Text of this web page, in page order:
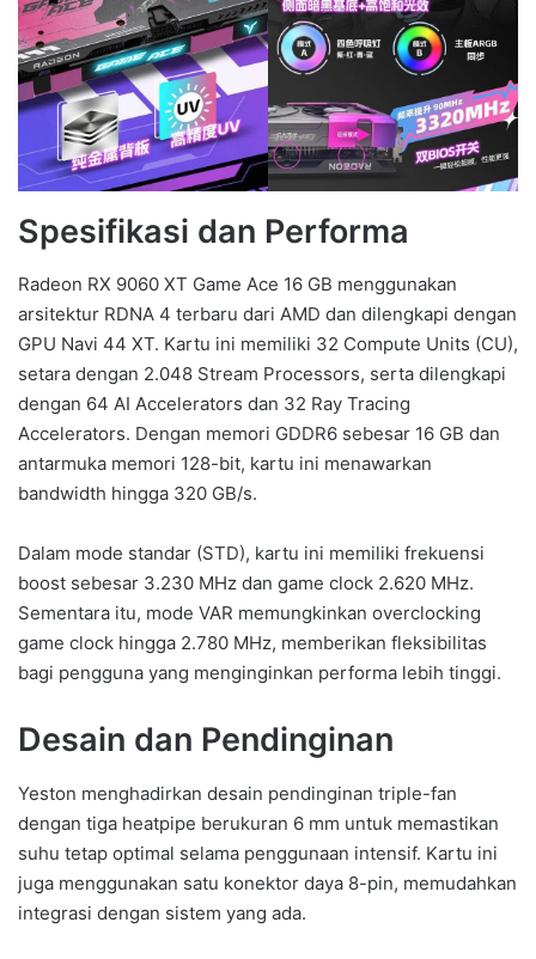
Spesifikasi dan Performa
Radeon RX 9060 XT Game Ace 16 GB menggunakan
arsitektur RDNA 4 terbaru dari AMD dan dilengkapi dengan
GPU Navi 44 XT. Kartu ini memiliki 32 Compute Units (CU),
setara dengan 2.048 Stream Processors, serta dilengkapi
dengan 64 AI Accelerators dan 32 Ray Tracing
Accelerators. Dengan memori GDDR6 sebesar 16 GB dan
antarmuka memori 128-bit, kartu ini menawarkan
bandwidth hingga 320 GB/s.
Dalam mode standar (STD), kartu ini memiliki frekuensi
boost sebesar 3.230 MHz dan game clock 2.620 MHz.
Sementara itu, mode VAR memungkinkan overclocking
game clock hingga 2.780 MHz, memberikan fleksibilitas
bagi pengguna yang menginginkan performa lebih tinggi.
Desain dan Pendinginan
Yeston menghadirkan desain pendinginan triple-fan
dengan tiga heatpipe berukuran 6 mm untuk memastikan
suhu tetap optimal selama penggunaan intensif. Kartu ini
juga menggunakan satu konektor daya 8-pin, memudahkan
integrasi dengan sistem yang ada.